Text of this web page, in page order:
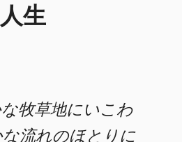
生
牧草地にいこわ
流れのほとりに